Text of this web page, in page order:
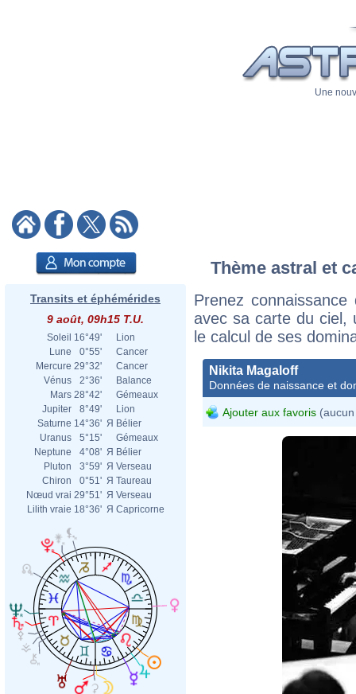
Une
Transits et éphémérides
9 août, 09h15 T.U.
Soleil 16°49'
Lion
Lune
0°55'
Cancer
Mercure 29°32'
Cancer
Vénus
2°36'
Balance
Mars 28°42'
Gémeaux
Jupiter
8°49'
Lion
Saturne 14°36' Я Bélier
Uranus
5°15'
Gémeaux
Neptune
4°08' Я Bélier
Pluton
3°59' Я Verseau
Chiron
0°51' Я Taureau
Nœud vrai 29°51' Я Verseau
Lilith vraie 18°36' Я Capricorne
Thème astral et
Prenez
avec sa carte du ciel,
le calcul de ses
Nikita Magaloff
Données de naissance et
Ajouter aux favoris